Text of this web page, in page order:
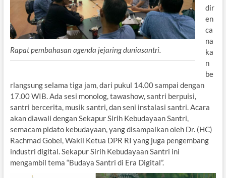
Rapat pembahasan agenda jejaring duniasantri.
dir
en
ca
na
ka
n
be
rlangsung selama tiga jam, dari pukul 14.00 sampai dengan
17.00 WIB. Ada sesi monolog, tawashow, santri berpuisi,
santri bercerita, musik santri, dan seni instalasi santri. Acara
akan diawali dengan Sekapur Sirih Kebudayaan Santri,
semacam pidato kebudayaan, yang disampaikan oleh Dr. (HC)
Rachmad Gobel, Wakil Ketua DPR RI yang juga pengembang
industri digital. Sekapur Sirih Kebudayaan Santri ini
mengambil tema “Budaya Santri di Era Digital”.